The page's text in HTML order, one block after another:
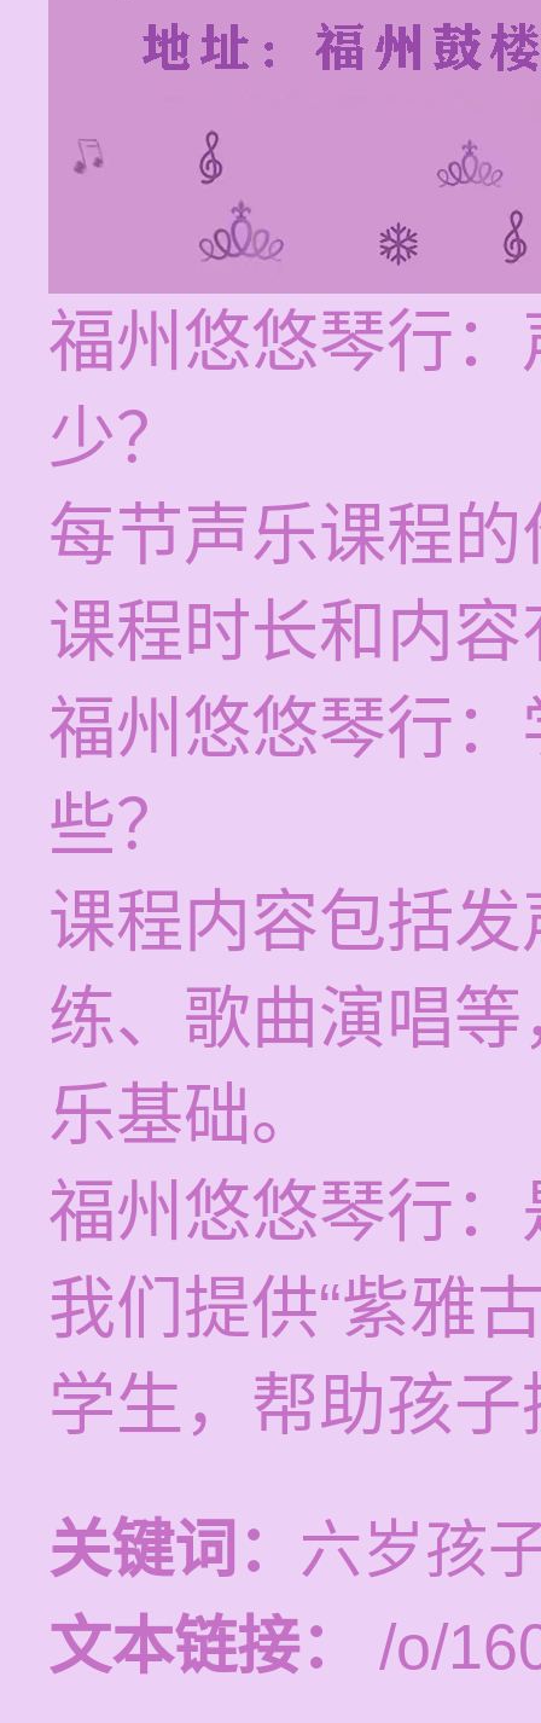
福州悠悠琴行
少？
每节声乐课程
课程时长和内
福州悠悠琴行
些？
课程内容包括
练、歌曲演唱
乐基础。
福州悠悠琴行
我们提供“紫雅
学生，帮助孩
关键词： 六岁孩
文本链接：
/o/